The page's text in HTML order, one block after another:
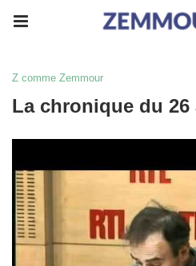
Z comme Zemmour
La chronique du 26